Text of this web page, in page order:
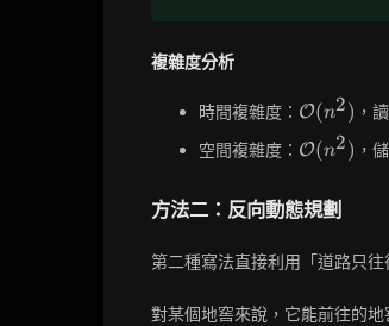
複雜度分析
時間複雜度：
(n^2)
O(n2) ，
空間複雜度： O(n2) ，
方法二：反向動態規劃
第二種寫法直接利用「道路只
對某個地窖來說，它能前往的